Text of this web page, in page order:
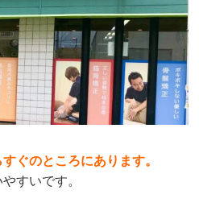
ぐのところにあります。
すいです。